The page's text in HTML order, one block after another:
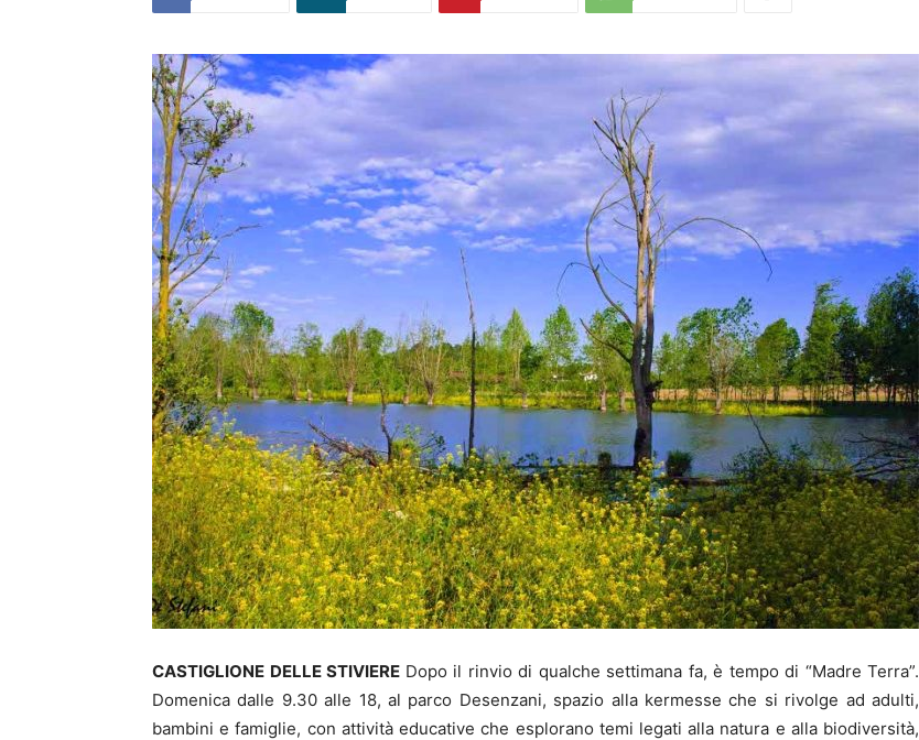
Mantova
CASTIGLIONE DELLE STIVIERE Dopo il rinvio di qualche settimana fa, è tempo di “Madre Terra”.
Domenica dalle 9.30 alle 18, al parco Desenzani, spazio alla kermesse che si rivolge ad adulti,
bambini e famiglie, con attività educative che esplorano temi legati alla natura e alla biodiversità,